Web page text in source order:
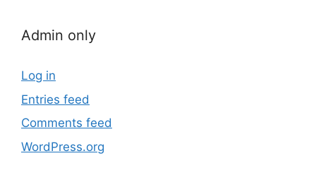
Admin only
Log in
Entries feed
Comments feed
WordPress.org